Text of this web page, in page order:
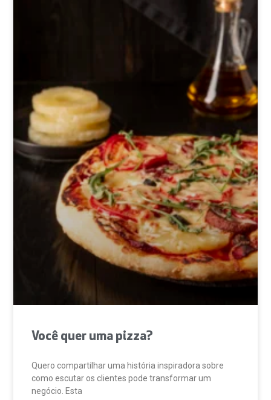
Você quer uma pizza?
Quero compartilhar uma história inspiradora sobre
como escutar os clientes pode transformar um
negócio. Esta